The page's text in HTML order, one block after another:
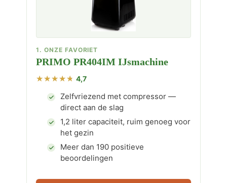
1. ONZE FAVORIET
PRIMO PR404IM IJsmachine
4,7
Zelfvriezend met compressor —
direct aan de slag
1,2 liter capaciteit, ruim genoeg voor
het gezin
Meer dan 190 positieve
beoordelingen